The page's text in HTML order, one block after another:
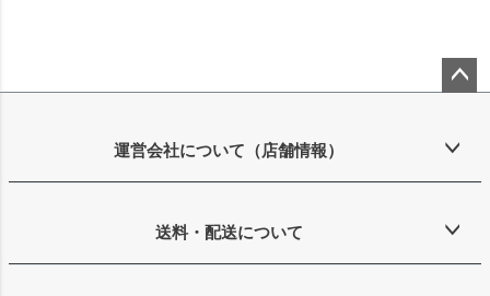
ップ
運営会社について（店舗情報）
送料・配送について